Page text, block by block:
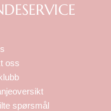
oss
spørsmål